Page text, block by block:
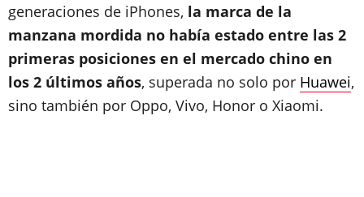
generaciones de iPhones, la marca de la
manzana mordida no había estado entre las 2
primeras posiciones en el mercado chino en
los 2 últimos años, superada no solo por Huawei,
sino también por Oppo, Vivo, Honor o Xiaomi.